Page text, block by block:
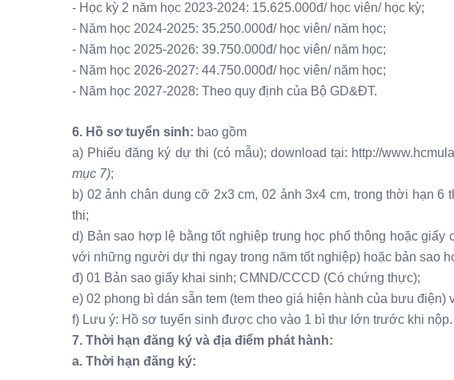
- Học kỳ 2 năm học 2023-2024: 15.625.000đ/ học viên/ học kỳ;
- Năm học 2024-2025: 35.250.000đ/ học viên/ năm học;
- Năm học 2025-2026: 39.750.000đ/ học viên/ năm học;
- Năm học 2026-2027: 44.750.000đ/ học viên/ năm học;
- Năm học 2027-2028: Theo quy định của Bộ GD&ĐT.
6. Hồ sơ tuyển sinh: bao gồm
a) Phiếu đăng ký dự thi (có mẫu); download tại: http://
mục 7);
b) 02 ảnh chân dung cỡ 2x3 cm, 02 ảnh 3x4 cm, trong thời hạn
thi;
d) Bản sao hợp lệ bằng tốt nghiệp trung học phổ thông hoặc
với những người dự thi ngay trong năm tốt nghiệp) hoặc bản sao
đ) 01 Bản sao giấy khai sinh; CMND/CCCD (Có chứng thực);
e) 02 phong bì dán sẵn tem (tem theo giá hiện hành của bưu điện)
f) Lưu ý: Hồ sơ tuyển sinh được cho vào 1 bì thư lớn trước khi nộp.
7. Thời hạn đăng ký và địa điểm phát hành:
a. Thời hạn đăng ký: